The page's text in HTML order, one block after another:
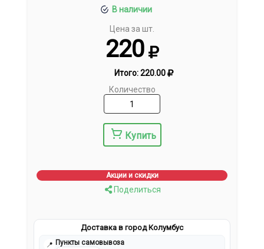
В наличии
Цена за шт.
220
Итого:220.00
Количество
Купить
Акции и скидки
Поделиться
Доставка в город Колумбус
📍 Пункты самовывоза